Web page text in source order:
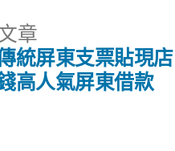
章
一
篇
統屏東支票貼現店
高人氣屏東借款